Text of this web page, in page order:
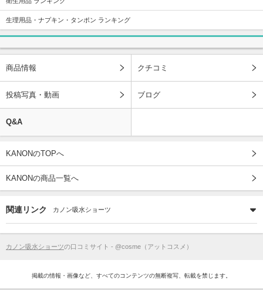
生理用品・ナプキン・タンポン ランキング
商品情報 クチコミ
投稿写真・動画 ブログ
Q&A
KANONのTOPへ
KANONの商品一覧へ
関連リンク カノン吸水ショーツ
カノン吸水ショーツの口コミサイト - @cosme（アットコスメ）
掲載の情報・画像など、すべてのコンテンツの無断複写、転載を禁じます。